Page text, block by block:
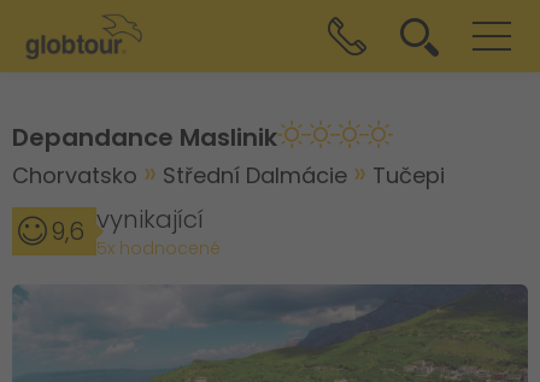
Depandance Maslinik
Chorvatsko Střední Dalmácie Tučepi
9,6 vynikající
5x hodnocené